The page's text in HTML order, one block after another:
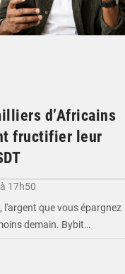
d’Africains
fructifier leur
17h50
l'argent que vous épargnez
demain. Bybit…